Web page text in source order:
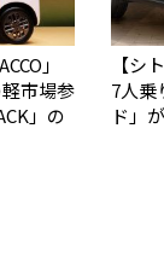
」
市場参
」の
【シ
7人乗
ド」